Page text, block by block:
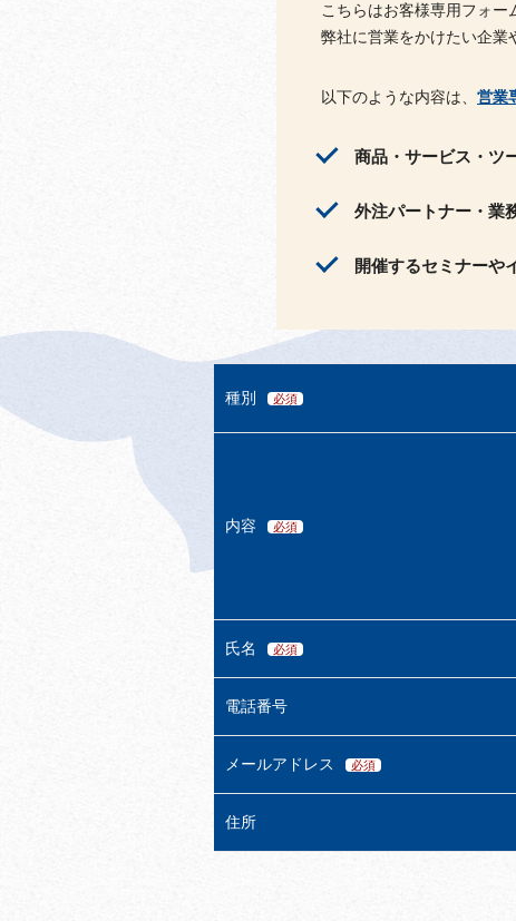
こちらはお客様専用フォー
弊社に営業をかけたい企業
以下のような内容は、 営業
商品・サービス・ツ
外注パートナー・業
開催するセミナーや
種別 必須
内容 必須
氏名 必須
電話番号
メールアドレス 必須
住所